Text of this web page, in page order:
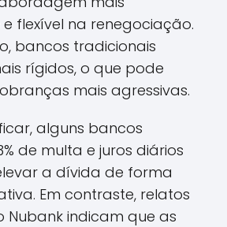
flexível na renegociação.
bancos tradicionais
rígidos, o que pode
mais agressivas.
alguns bancos
de multa e juros diários
a dívida de forma
Em contraste, relatos
Nubank indicam que as